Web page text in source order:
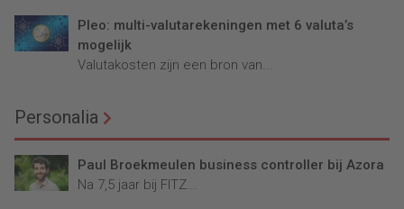
Pleo: multi-valutarekeningen met 6 valuta’s
mogelijk
Valutakosten zijn een bron van...
Personalia
Paul Broekmeulen business controller bij Azora
Na 7,5 jaar bij FITZ...